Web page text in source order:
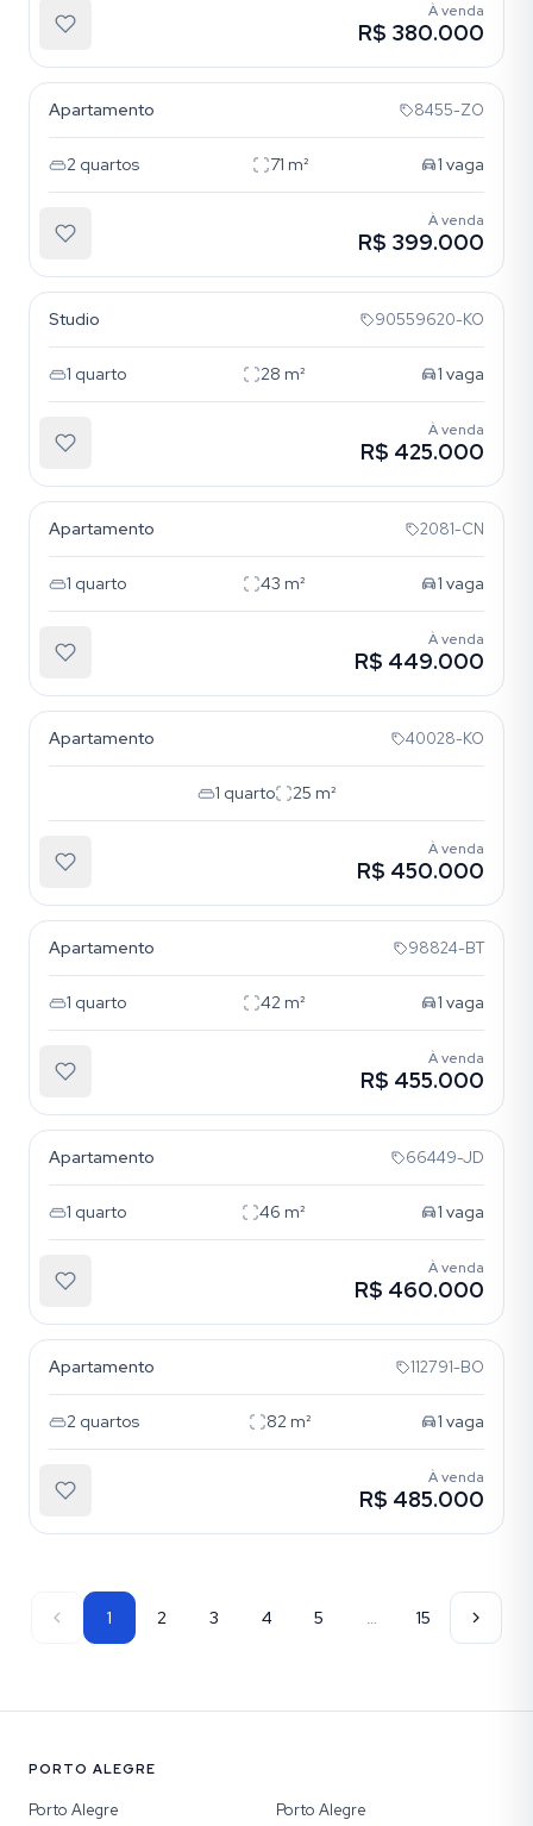
À venda
R$ 380.000
Apartamento 8455-ZO
2 quartos 71 m² 1 vaga
À venda
R$ 399.000
Studio 90559620-KO
1 quarto 28 m² 1 vaga
À venda
R$ 425.000
Apartamento 2081-CN
1 quarto 43 m² 1 vaga
À venda
R$ 449.000
Apartamento 40028-KO
1 quarto 25 m²
À venda
R$ 450.000
Apartamento 98824-BT
1 quarto 42m² 1 vaga
À venda
R$ 455.000
Apartamento 66449-JD
1 quarto 46 m² 1 vaga
À venda
R$ 460.000
Apartamento 112791-BO
2 quartos 82 m² 1 vaga
À venda
R$ 485.000
1 2 3 4 5 … 15
PORTO ALEGRE
Porto Alegre
Porto Alegre